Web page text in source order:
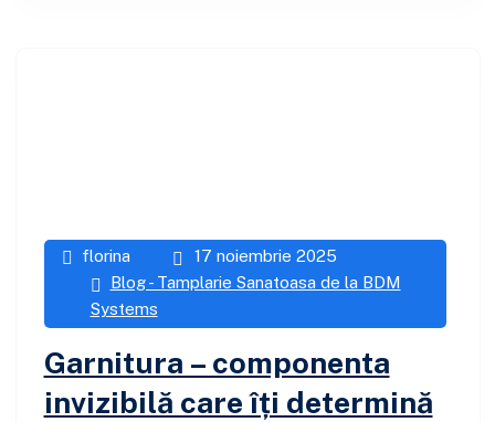
florina
17 noiembrie 2025
Blog - Tamplarie Sanatoasa de la BDM
Systems
Garnitura – componenta
invizibilă care îți determină